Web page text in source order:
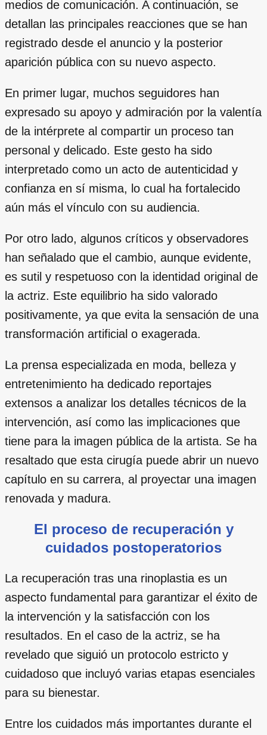
medios de comunicación. A continuación, se
detallan las principales reacciones que se han
registrado desde el anuncio y la posterior
aparición pública con su nuevo aspecto.
En primer lugar, muchos seguidores han
expresado su apoyo y admiración por la valentía
de la intérprete al compartir un proceso tan
personal y delicado. Este gesto ha sido
interpretado como un acto de autenticidad y
confianza en sí misma, lo cual ha fortalecido
aún más el vínculo con su audiencia.
Por otro lado, algunos críticos y observadores
han señalado que el cambio, aunque evidente,
es sutil y respetuoso con la identidad original de
la actriz. Este equilibrio ha sido valorado
positivamente, ya que evita la sensación de una
transformación artificial o exagerada.
La prensa especializada en moda, belleza y
entretenimiento ha dedicado reportajes
extensos a analizar los detalles técnicos de la
intervención, así como las implicaciones que
tiene para la imagen pública de la artista. Se ha
resaltado que esta cirugía puede abrir un nuevo
capítulo en su carrera, al proyectar una imagen
renovada y madura.
El proceso de recuperación y
cuidados postoperatorios
La recuperación tras una rinoplastia es un
aspecto fundamental para garantizar el éxito de
la intervención y la satisfacción con los
resultados. En el caso de la actriz, se ha
revelado que siguió un protocolo estricto y
cuidadoso que incluyó varias etapas esenciales
para su bienestar.
Entre los cuidados más importantes durante el